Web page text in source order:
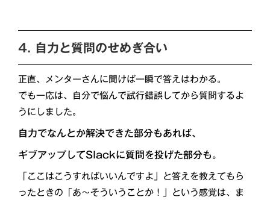
4. 自力と質問のせめぎ合い
正直、メンターさんに聞けば一瞬で答えはわかる。
でも一応は、自分で悩んで試行錯誤してから質問するよ
うにしました。
自力でなんとか解決できた部分もあれば、
ギブアップしてSlackに質問を投げた部分も。
「ここはこうすればいいんですよ」と答えを教えてもら
ったときの「あ〜そういうことか！」という感覚は、ま